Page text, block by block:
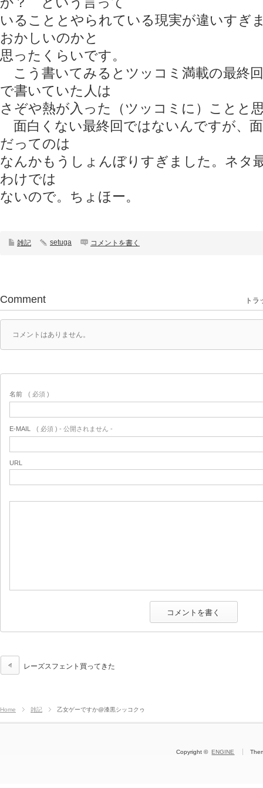
いることとやられている現実が違いすぎ
おかしいのかと
思ったくらいです。
こう書いてみるとツッコミ満載の最終
で書いていた人は
さぞや熱が入った（ツッコミに）ことと
面白くない最終回ではないんですが、
だってのは
なんかもうしょんぼりすぎました。ネタ
わけでは
ないので。ちょほー。
雑記 setuga コメントを書く
Comment トラ
コメントはありません。
名前 ( 必須 )
E-MAIL ( 必須 ) - 公開されません -
URL
レーズスフェント買ってきた
Home 雑記 乙女ゲーですか@漆黒シッコクゥ
Copyright ©ENGINE